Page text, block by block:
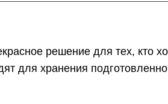
решение для тех, кто
для хранения